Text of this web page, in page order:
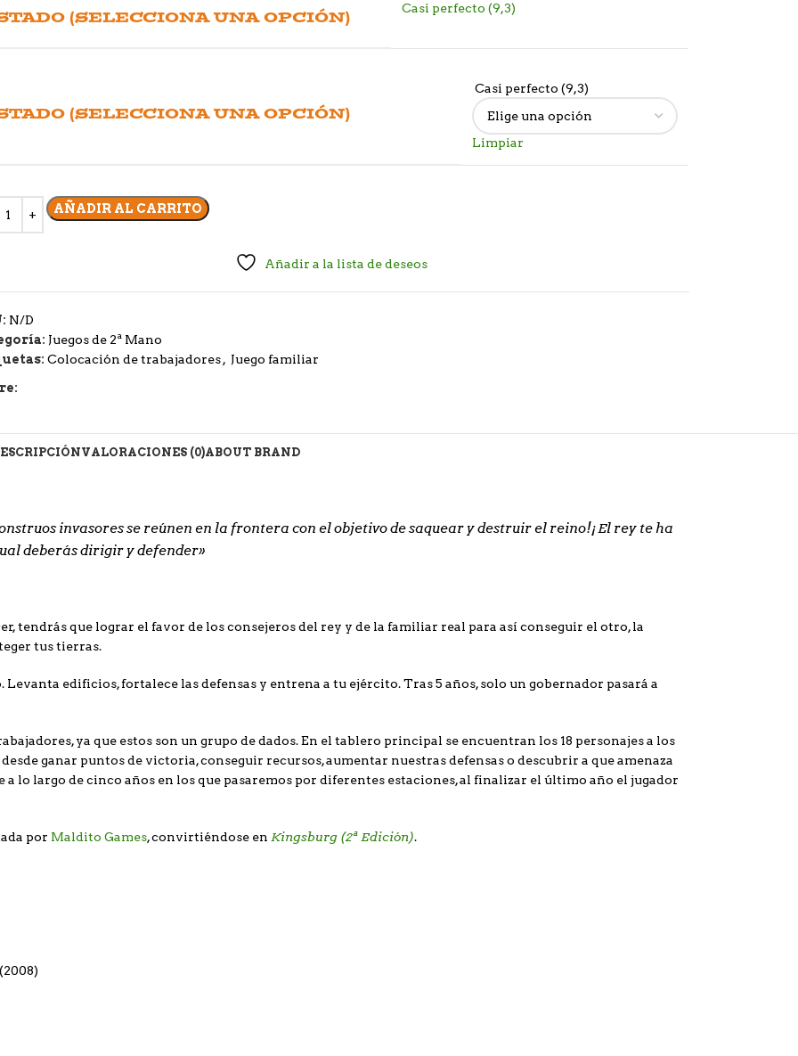
(SELECCIONA UNA OPCIÓN) Casi perfecto (9,3)
(SELECCIONA UNA OPCIÓN)
Casi perfecto (9,3)
Limpiar
AÑADIR AL CARRITO
Añadir a la lista de deseos
N/D
Juegos de 2ª Mano
Colocación de trabajadores, Juego familiar
VALORACIONES (0)ABOUT BRAND
invasores se reúnen en la frontera con el objetivo de saquear y destruir el reino!¡El rey te ha
deberás dirigir y defender»
tendrás que lograr el favor de los consejeros del rey y de la familiar real para así conseguir el otro, la
tus tierras.
edificios, fortalece las defensas y entrena a tu ejército. Tras 5 años, solo un gobernador pasará a
ya que estos son un grupo de dados. En el tablero principal se encuentran los 18 personajes a los
ganar puntos de victoria, conseguir recursos, aumentar nuestras defensas o descubrir a que amenaza
lo largo de cinco años en los que pasaremos por diferentes estaciones, al finalizar el último año el jugador
por Maldito Games, convirtiéndose en Kingsburg (2ª Edición).